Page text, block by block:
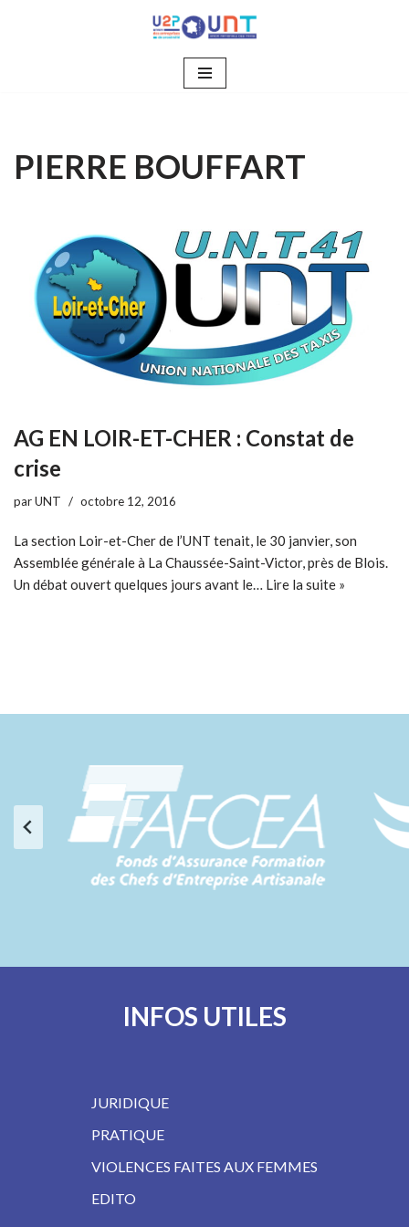
PIERRE BOUFFART
AG EN LOIR-ET-CHER : Constat de
crise
parUNT octobre 12, 2016
La section Loir-et-Cher de l’UNT tenait, le 30 janvier, son
Assemblée générale à La Chaussée-Saint-Victor, près de Blois.
Un débat ouvert quelques jours avant le… Lire la suite »
INFOS UTILES
JURIDIQUE
PRATIQUE
VIOLENCES FAITES AUX FEMMES
EDITO